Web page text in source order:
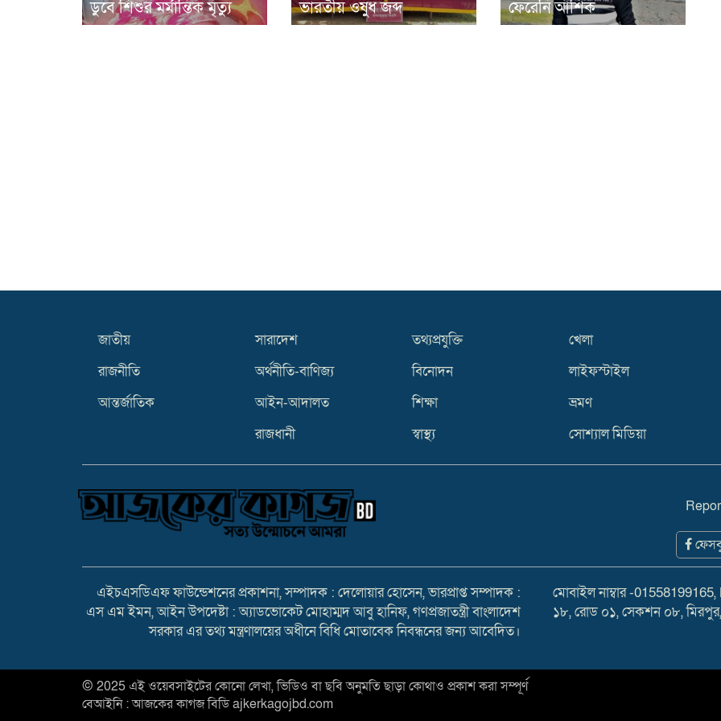
ডুবে শিশুর মর্মান্তিক মৃত্যু
ভারতীয় ওষুধ জব্দ
ফেরেনি আশিক
জাতীয়
রাজনীতি
আন্তর্জাতিক
সারাদেশ
অর্থনীতি-বাণিজ্য
আইন-আদালত
রাজধানী
তথ্যপ্রযুক্তি
বিনোদন
শিক্ষা
স্বাস্থ্য
খেলা
লাইফস্টাইল
ভ্রমণ
সোশ্যাল মিডিয়া
এইচএসডিএফ ফাউন্ডেশনের প্রকাশনা, সম্পাদক : দেলোয়ার হোসেন, ভারপ্রাপ্ত সম্পাদক :
এস এম ইমন, আইন উপদেষ্টা : অ্যাডভোকেট মোহাম্মদ আবু হানিফ, গণপ্রজাতন্ত্রী বাংলাদেশ
সরকার এর তথ্য মন্ত্রণালয়ের অধীনে বিধি মোতাবেক নিবন্ধনের জন্য আবেদিত।
মোবাইল নাম্বার -
১৮, রোড ০১, সেকশন ০৮,
© 2025 এই ওয়েবসাইটের কোনো লেখা, ভিডিও বা ছবি অনুমতি ছাড়া কোথাও প্রকাশ করা সম্পূর্ণ
বেআইনি : আজকের কাগজ বিডি ajkerkagojbd.com